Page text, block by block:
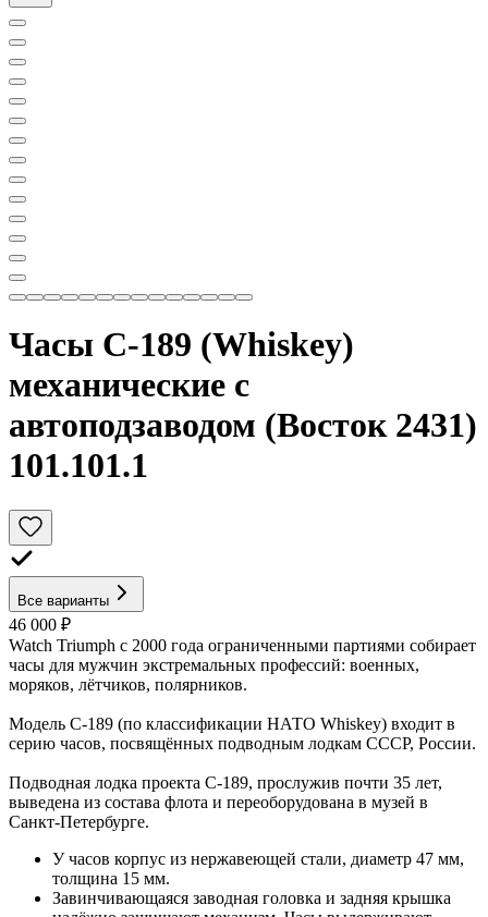
Часы С-189 (Whiskey)
механические с
автоподзаводом (Восток 2431)
101.101.1
Все варианты
46 000 ₽
Watch Triumph с 2000 года ограниченными партиями собирает
часы для мужчин экстремальных профессий: военных,
моряков, лётчиков, полярников.
Модель С-189 (по классификации НАТО Whiskey) входит в
серию часов, посвящённых подводным лодкам СССР, России.
Подводная лодка проекта С-189, прослужив почти 35 лет,
выведена из состава флота и переоборудована в музей в
Санкт-Петербурге.
У часов корпус из нержавеющей стали, диаметр 47 мм,
толщина 15 мм.
Завинчивающаяся заводная головка и задняя крышка